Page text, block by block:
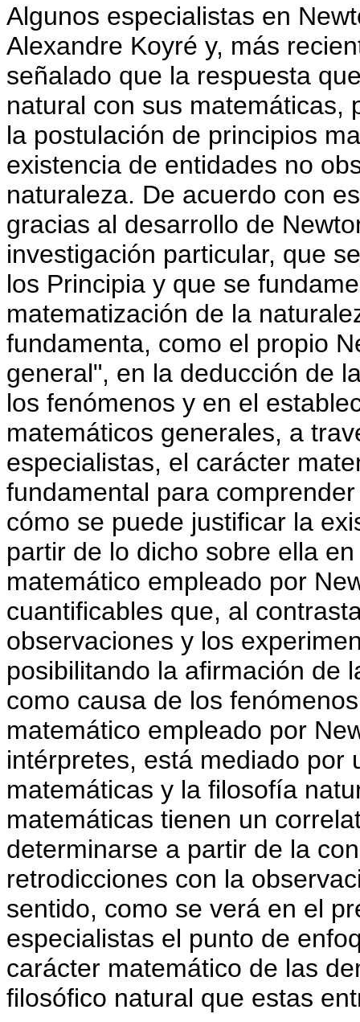
Algunos especialistas en
Alexandre Koyré y, más
señalado que la respuesta
natural con sus matemáticas,
la postulación de principios
existencia de entidades no
naturaleza. De acuerdo con
gracias al desarrollo de
investigación particular, que
los Principia y que se
matematización de la
fundamenta, como el propio
general", en la deducción de
los fenómenos y en el
matemáticos generales, a
especialistas, el carácter
fundamental para
cómo se puede justificar la
partir de lo dicho sobre ella
matemático empleado por
cuantificables que, al
observaciones y los
posibilitando la afirmación de
como causa de los
matemático empleado por
intérpretes, está mediado por
matemáticas y la filosofía
matemáticas tienen un
determinarse a partir de la
retrodicciones con la
sentido, como se verá en el
especialistas el punto de
carácter matemático de las
filosófico natural que estas